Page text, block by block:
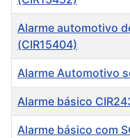
Alarme automotivo
(CIR15404)
Alarme Automotivo
Alarme básico
Alarme básico com